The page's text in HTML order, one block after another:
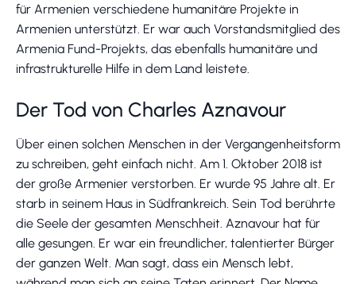
für Armenien verschiedene humanitäre Projekte in
Armenien unterstützt. Er war auch Vorstandsmitglied des
Armenia Fund-Projekts, das ebenfalls humanitäre und
infrastrukturelle Hilfe in dem Land leistete.
Der Tod von Charles Aznavour
Über einen solchen Menschen in der Vergangenheitsform
zu schreiben, geht einfach nicht. Am 1. Oktober 2018 ist
der große Armenier verstorben. Er wurde 95 Jahre alt. Er
starb in seinem Haus in Südfrankreich. Sein Tod berührte
die Seele der gesamten Menschheit. Aznavour hat für
alle gesungen. Er war ein freundlicher, talentierter Bürger
der ganzen Welt. Man sagt, dass ein Mensch lebt,